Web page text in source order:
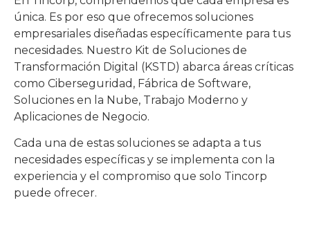
única. Es por eso que ofrecemos soluciones
empresariales diseñadas específicamente para tus
necesidades. Nuestro Kit de Soluciones de
Transformación Digital (KSTD) abarca áreas críticas
como Ciberseguridad, Fábrica de Software,
Soluciones en la Nube, Trabajo Moderno y
Aplicaciones de Negocio.
Cada una de estas soluciones se adapta a tus
necesidades específicas y se implementa con la
experiencia y el compromiso que solo Tincorp
puede ofrecer.